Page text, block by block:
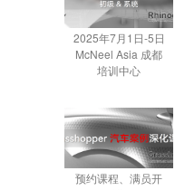
2025年7月1日-5日
McNeel Asia 成都
培训中心
预约课程、满员开